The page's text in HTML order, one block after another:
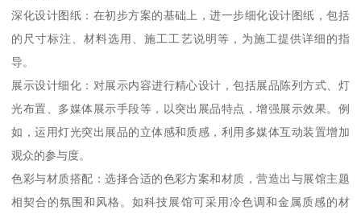
深化设计图纸：在初步方案的基础上，进一步细化设计图纸，包括
的尺寸标注、材料选用、施工工艺说明等，为施工提供详细的指
导。
展示设计细化：对展示内容进行精心设计，包括展品陈列方式、灯
光布置、多媒体展示手段等，以突出展品特点，增强展示效果。例
如，运用灯光突出展品的立体感和质感，利用多媒体互动装置增加
观众的参与度。
色彩与材质搭配：选择合适的色彩方案和材质，营造出与展馆主题
相契合的氛围和风格。如科技展馆可采用冷色调和金属质感的材